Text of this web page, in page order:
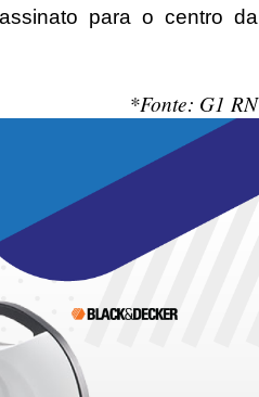
para o centro da
*Fonte: G1 RN